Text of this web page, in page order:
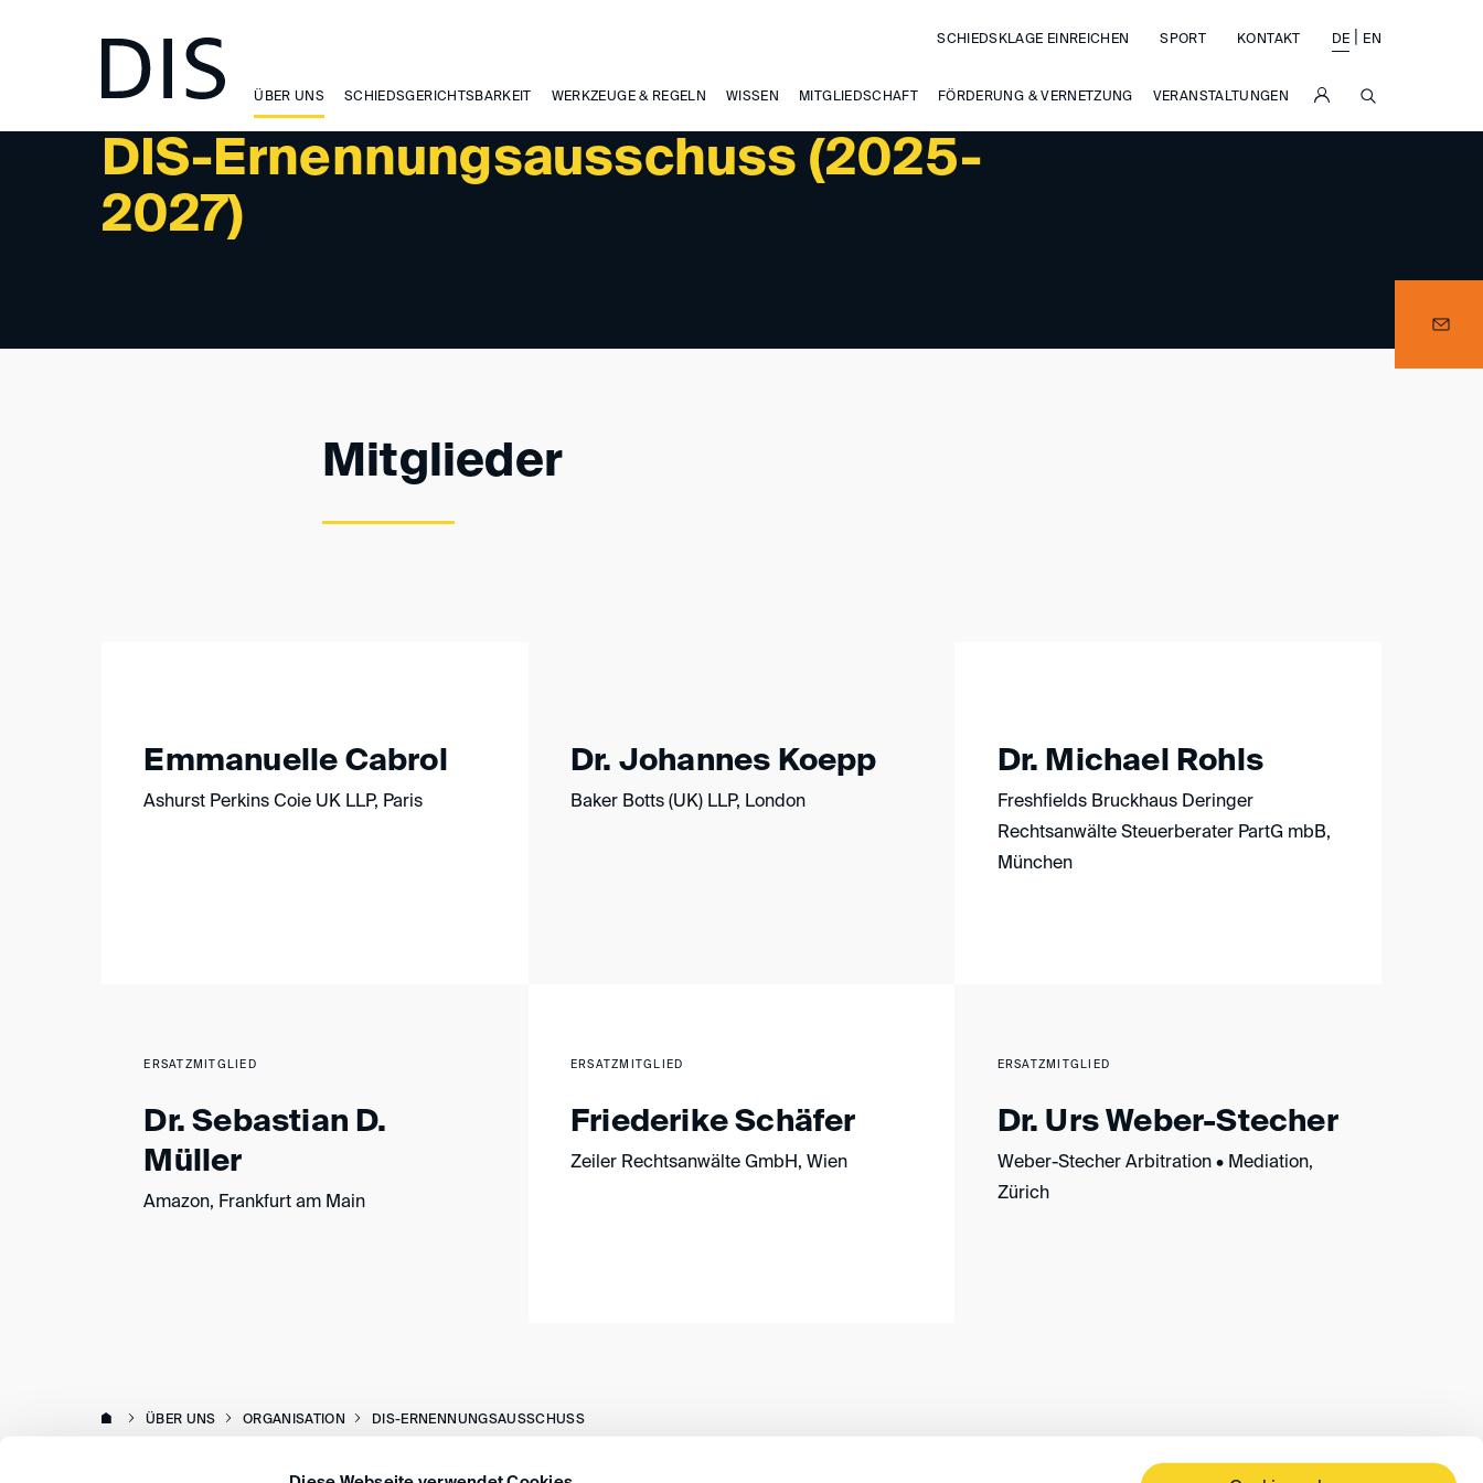
ÜBER UNS SCHIEDSGERICHTSBARKEIT WERKZEUGE & REGELN WISSEN MITGLIEDSCHAFT FÖRDERUNG & VERNETZUNG VERANSTALTUNGEN
SCHIEDSKLAGE EINREICHEN SPORT KONTAKT DE EN
DIS-Ernennungsausschuss (2025-
2027)
ORGANISATION
Mitglieder
Emmanuelle Cabrol
Ashurst Perkins Coie UK LLP, Paris
Dr. Johannes Koepp
Baker Botts (UK) LLP, London
Dr. Michael Rohls
Freshfields Bruckhaus Deringer
Rechtsanwälte Steuerberater PartG mbB,
München
ERSATZMITGLIED
Dr. Sebastian D.
Müller
Amazon, Frankfurt am Main
ERSATZMITGLIED
Friederike Schäfer
Zeiler Rechtsanwälte GmbH, Wien
ERSATZMITGLIED
Dr. Urs Weber-Stecher
Weber-Stecher Arbitration • Mediation,
Zürich
ÜBER UNS ORGANISATION DIS-ERNENNUNGSAUSSCHUSS